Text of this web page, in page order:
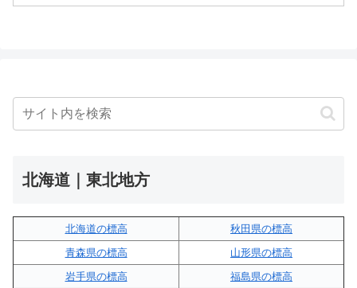
北海道｜東北地方
北海道の標高
秋田県の標高
青森県の標高
山形県の標高
岩手県の標高
福島県の標高